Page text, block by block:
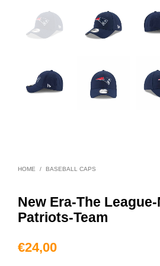
HOME / BASEBALL CAPS
New Era-The
Patriots-Team
€24,00